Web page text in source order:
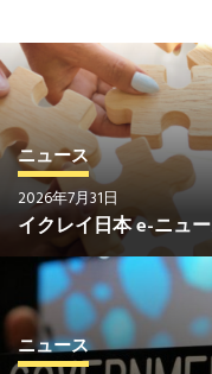
ニュース
2026年7月31日
イクレイ日本 e-ニュ
ニュース